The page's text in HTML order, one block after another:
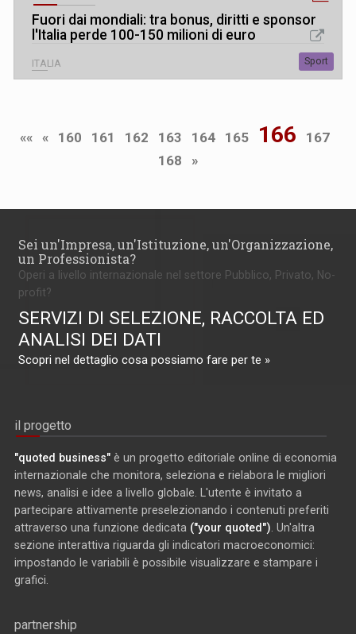
Fuori dai mondiali: tra bonus, diritti e sponsor
l'Italia perde 100-150 milioni di euro
ITALIA Sport
«« « 160 161 162 163 164 165 166
167
168
»
Sei un'Impresa, un'Istituzione, un'Organizzazione,
un Professionista?
Operi a livello internazionale nel settore Pubblico, Privato, No-
profit?
SERVIZI DI SELEZIONE, RACCOLTA ED
ANALISI DEI DATI
Scopri nel dettaglio cosa possiamo fare per te »
il progetto
"quoted business" è un progetto editoriale online di economia
internazionale che monitora, seleziona e rielabora le migliori
news, analisi e idee a livello globale. L'utente è invitato a
partecipare attivamente preselezionando i contenuti preferiti
attraverso una funzione dedicata ("your quoted") . Un'altra
sezione interattiva riguarda gli indicatori macroeconomici:
impostando le variabili è possibile visualizzare e stampare i
grafici.
partnership